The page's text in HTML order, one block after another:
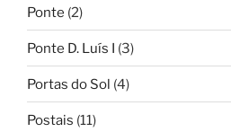
Ponte (2)
Ponte D. Luís I (3)
Portas do Sol (4)
Postais (11)